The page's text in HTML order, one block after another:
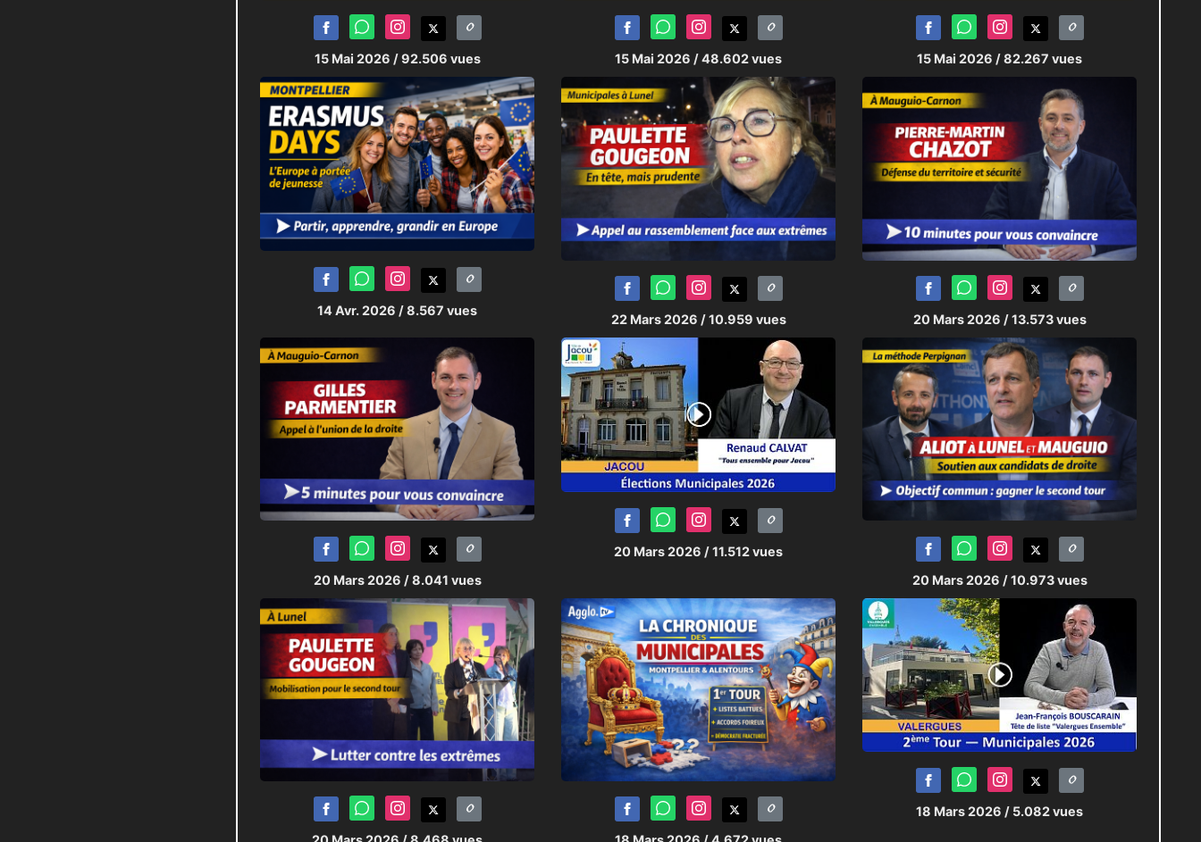
15 Mai 2026 / 92.506 vues 15 Mai 2026 / 48.602 vues 15 Mai 2026 / 82.267 vues
14 Avr. 2026 / 8.567 vues
22 Mars 2026 / 10.959 vues 20 Mars 2026 / 13.573 vues
20 Mars 2026 / 8.041 vues
20 Mars 2026 / 11.512 vues
20 Mars 2026 / 10.973 vues
18 Mars 2026 / 5.082 vues